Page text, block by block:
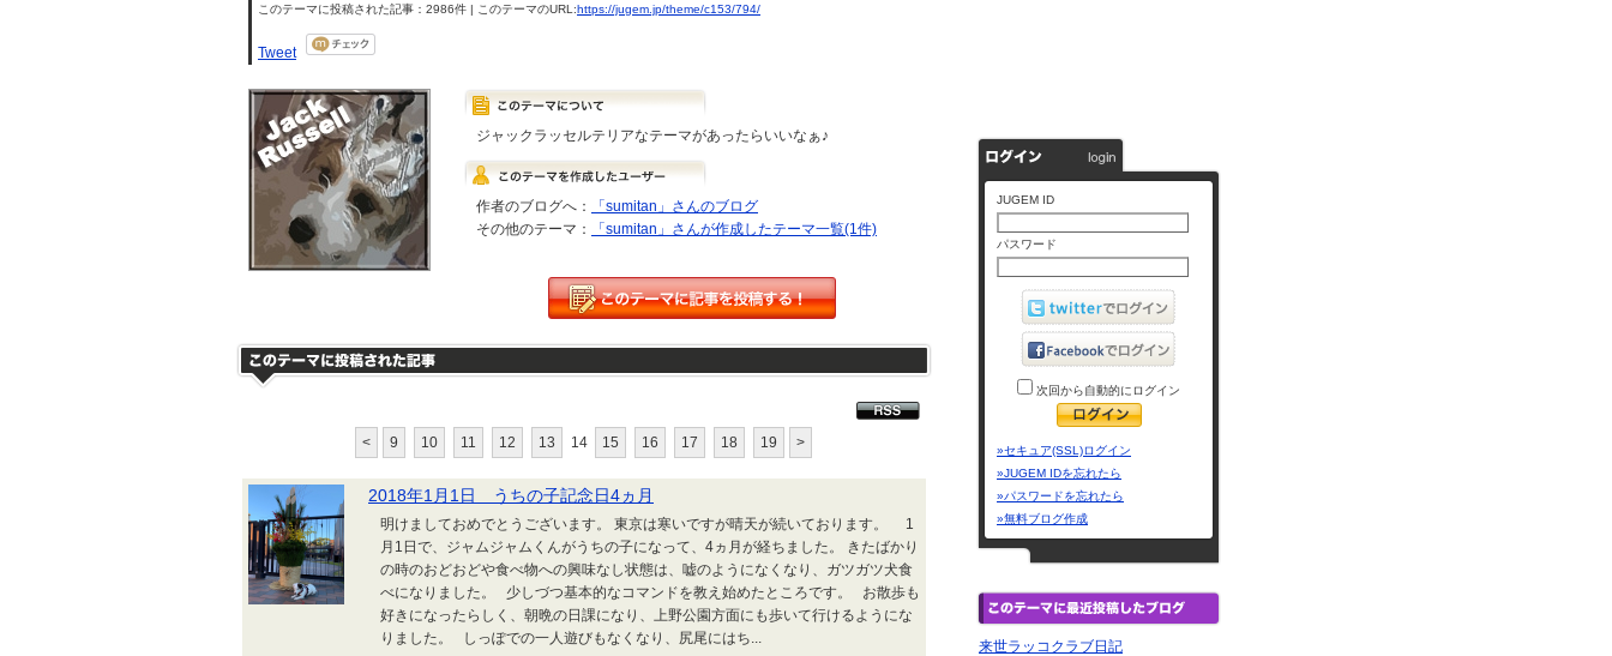
このテーマに投稿された記事：2986件 | このテーマのURL:https://jugem.jp/theme/c153/794/
Tweet
ジャックラッセルテリアなテーマがあったらいいなぁ♪
作者のブログへ：
「sumitan」さんのブログ
その他のテーマ：
「sumitan」さんが作成したテーマ一覧(1件)
< 9 10 11 12 13 14 15 16 17 18 19 >
2018年1月1日 うちの子記念日4ヵ月
明けましておめでとうございます。 東京は寒いですが晴天が続いております。 1
月1日で、ジャムジャムくんがうちの子になって、4ヵ月が経ちました。 きたばかり
の時のおどおどや食べ物への興味なし状態は、嘘のようになくなり、ガツガツ犬食
べになりました。 少しづつ基本的なコマンドを教え始めたところです。 お散歩も
好きになったらしく、朝晩の日課になり、上野公園方面にも歩いて行けるようにな
りました。 しっぽでの一人遊びもなくなり、尻尾にはち...
JUGEM ID
パスワード
次回から自動的にログイン
»セキュア(SSL)ログイン
»JUGEM IDを忘れたら
»パスワードを忘れたら
»無料ブログ作成
来世ラッコクラブ日記